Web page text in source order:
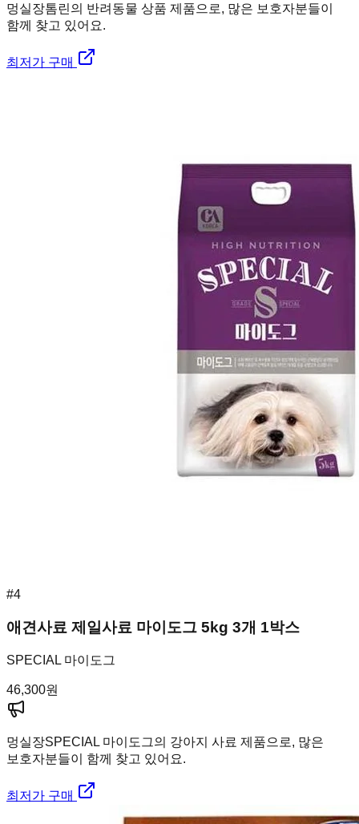
멍실장톰린의 반려동물 상품 제품으로, 많은 보호자분들이
함께 찾고 있어요.
최저가 구매
#4
애견사료 제일사료 마이도그 5kg 3개 1박스
SPECIAL 마이도그
46,300원
멍실장SPECIAL 마이도그의 강아지 사료 제품으로, 많은
보호자분들이 함께 찾고 있어요.
최저가 구매